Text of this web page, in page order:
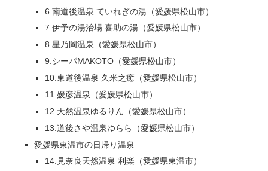
6.南道後温泉 ていれぎの湯（愛媛県松山市）
7.伊予の湯治場 喜助の湯（愛媛県松山市）
8.星乃岡温泉（愛媛県松山市）
9.シーパMAKOTO（愛媛県松山市）
10.東道後温泉 久米之癒（愛媛県松山市）
11.媛彦温泉（愛媛県松山市）
12.天然温泉ゆるりん（愛媛県松山市）
13.道後さや温泉ゆらら（愛媛県松山市）
愛媛県東温市の日帰り温泉
14.見奈良天然温泉 利楽（愛媛県東温市）